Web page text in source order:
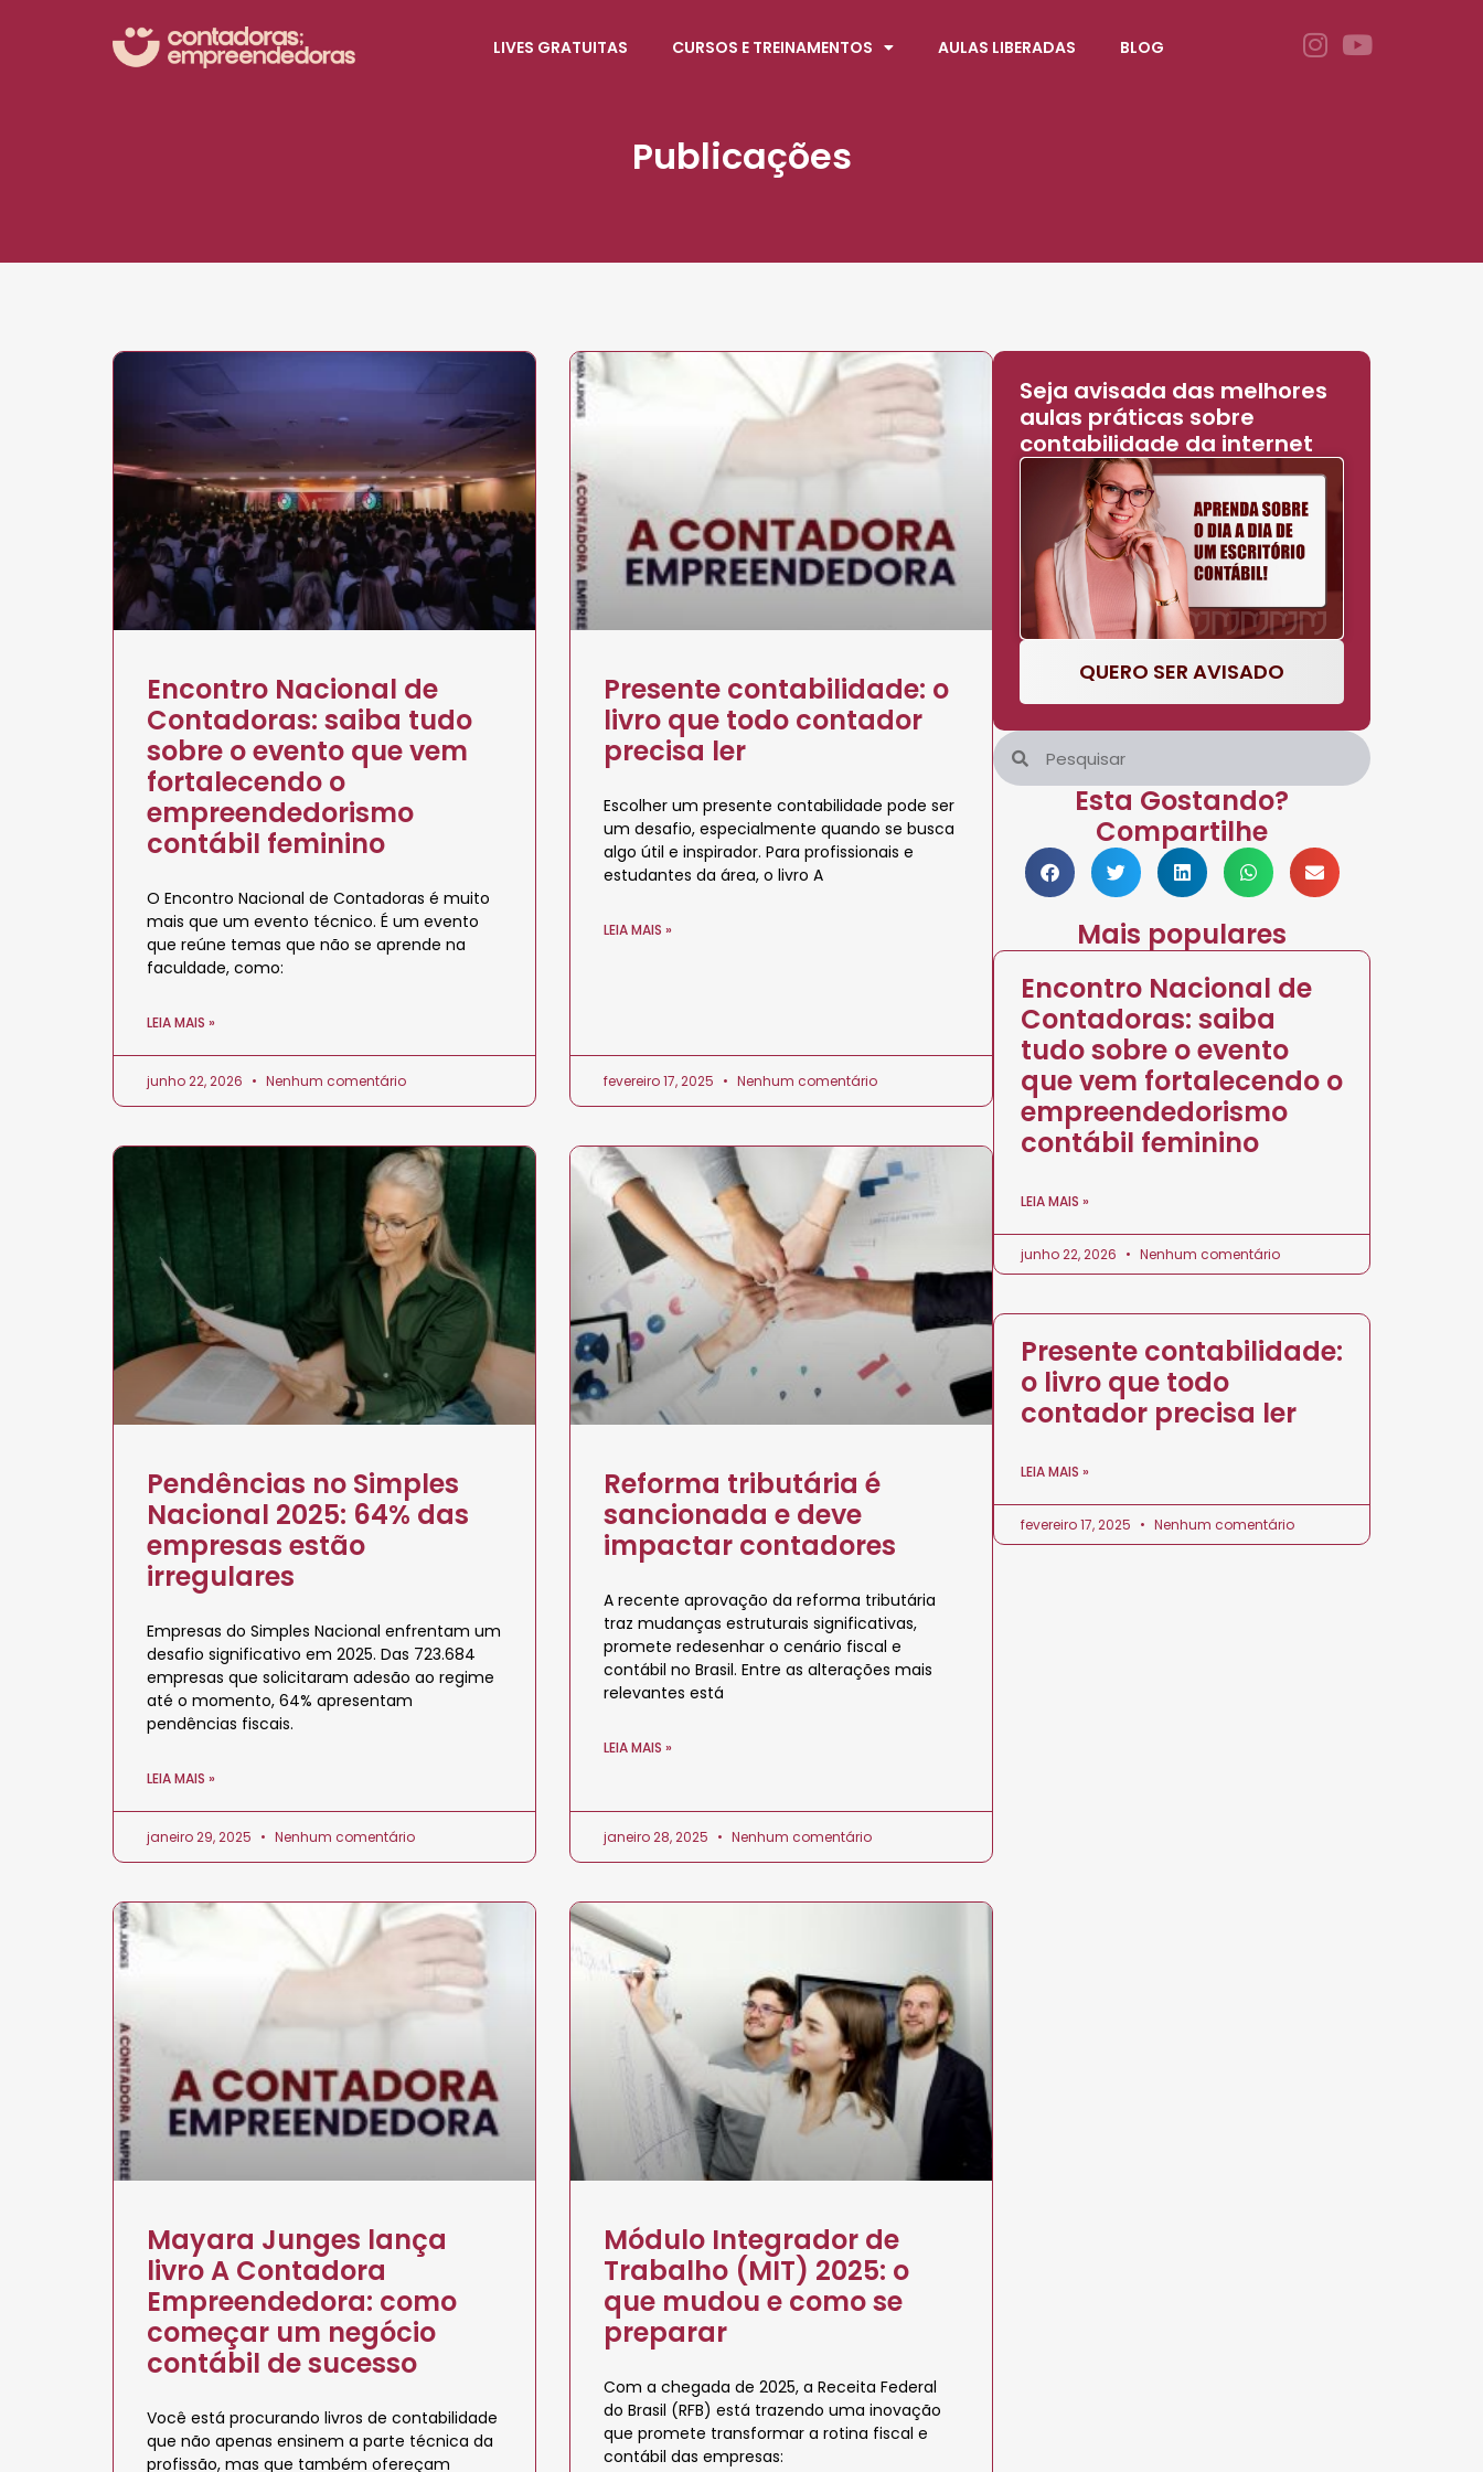
LIVES GRATUITAS CURSOS E TREINAMENTOS AULAS LIBERADAS BLOG
Publicações
Encontro Nacional de
Contadoras: saiba tudo
sobre o evento que vem
fortalecendo o
empreendedorismo
contábil feminino
O Encontro Nacional de Contadoras é muito
mais que um evento técnico. É um evento
que reúne temas que não se aprende na
faculdade, como:
LEIA MAIS »
junho 22, 2026 Nenhum comentário
Presente contabilidade: o
livro que todo contador
precisa ler
Escolher um presente contabilidade pode ser
um desafio, especialmente quando se busca
algo útil e inspirador. Para profissionais e
estudantes da área, o livro A
LEIA MAIS »
fevereiro 17, 2025 Nenhum comentário
Pendências no Simples
Nacional 2025: 64% das
empresas estão
irregulares
Empresas do Simples Nacional enfrentam um
desafio significativo em 2025. Das 723.684
empresas que solicitaram adesão ao regime
até o momento, 64% apresentam
pendências fiscais.
LEIA MAIS »
janeiro 29, 2025 Nenhum comentário
Reforma tributária é
sancionada e deve
impactar contadores
A recente aprovação da reforma tributária
traz mudanças estruturais significativas,
promete redesenhar o cenário fiscal e
contábil no Brasil. Entre as alterações mais
relevantes está
LEIA MAIS »
janeiro 28, 2025 Nenhum comentário
Mayara Junges lança
livro A Contadora
Empreendedora: como
começar um negócio
contábil de sucesso
Você está procurando livros de contabilidade
que não apenas ensinem a parte técnica da
profissão, mas que também ofereçam
Módulo Integrador de
Trabalho (MIT) 2025: o
que mudou e como se
preparar
Com a chegada de 2025, a Receita Federal
do Brasil (RFB) está trazendo uma inovação
que promete transformar a rotina fiscal e
contábil das empresas:
Seja avisada das melhores
aulas práticas sobre
contabilidade da internet
QUERO SER AVISADO
Esta Gostando?
Compartilhe
Mais populares
Encontro Nacional de
Contadoras: saiba
tudo sobre o evento
que vem fortalecendo o
empreendedorismo
contábil feminino
LEIA MAIS »
junho 22, 2026 Nenhum comentário
Presente contabilidade:
o livro que todo
contador precisa ler
LEIA MAIS »
fevereiro 17, 2025 Nenhum comentário